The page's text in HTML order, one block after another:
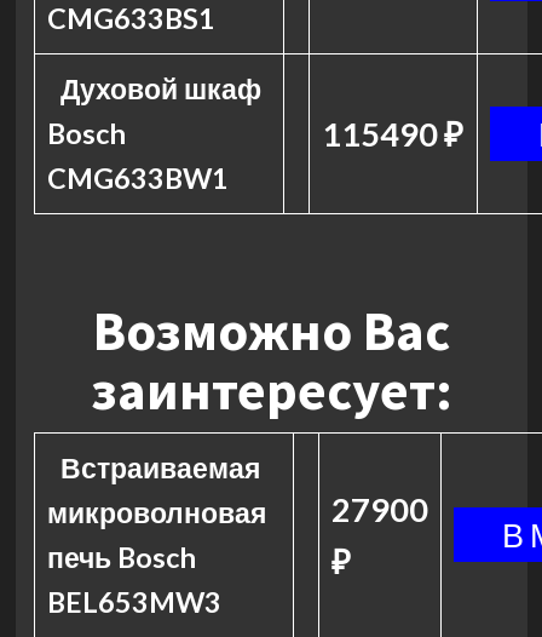
CMG633BS1
Духовой шкаф
Bosch
CMG633BW1
115490 ₽
Возможно Вас
заинтересует:
Встраиваемая
микроволновая
печь Bosch
BEL653MW3
27900
₽